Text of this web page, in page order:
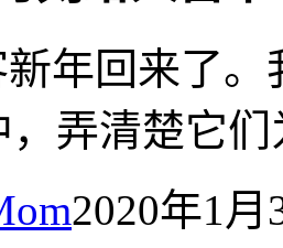
年回来了
，弄清楚它
2020年1